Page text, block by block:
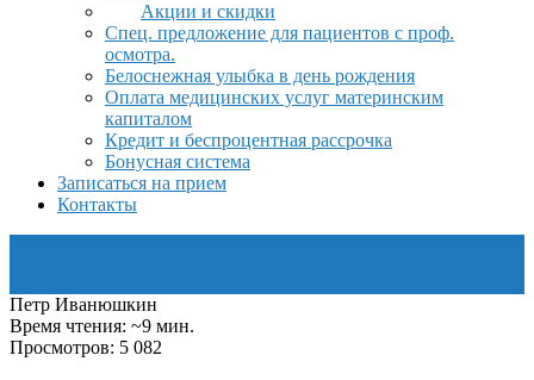
Акции и скидки
Спец. предложение для пациентов с проф.
осмотра.
Белоснежная улыбка в день рождения
Оплата медицинских услуг материнским
капиталом
Кредит и беспроцентная рассрочка
Бонусная система
Записаться на прием
Контакты
Петр Иванюшкин
Время чтения: ~9 мин.
Просмотров: 5 082